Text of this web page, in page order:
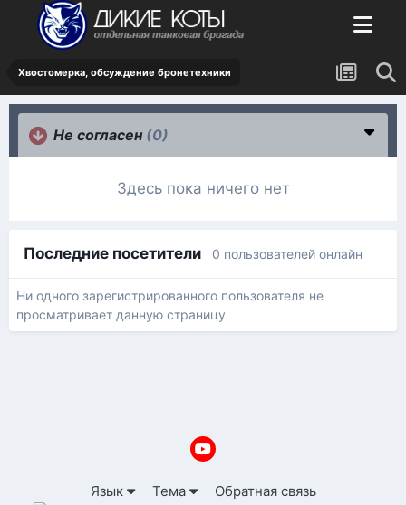
Хвостомерка, обсуждение бронетехники
Не согласен (0)
Здесь пока ничего нет
Последние посетители 0 пользователей онлайн
Ни одного зарегистрированного пользователя не
просматривает данную страницу
Язык Тема Обратная связь